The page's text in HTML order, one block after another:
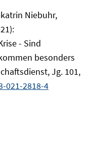
Niebuhr,
- Sind
besonders
Jg. 101,
021-2818-4